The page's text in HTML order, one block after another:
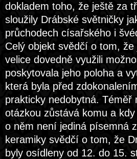
dokladem toho, že ještě za
sloužily Drábské světničky
průchodech císařského i
Celý objekt svědčí o tom, že
velice dovedně využili
poskytovala jeho poloha a
která byla před
prakticky nedobytná. Téměř
otázkou zůstává komu a
o něm není jediná písemná
keramiky svědčí o tom, že
byly osídleny od 12. do 15.